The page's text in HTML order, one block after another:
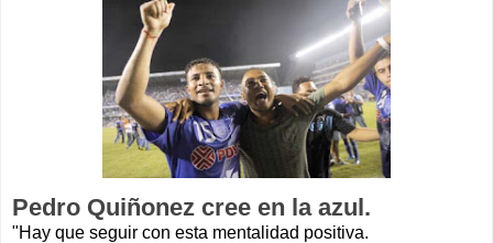
Pedro Quiñonez cree en la azul.
"Hay que seguir con esta mentalidad positiva.